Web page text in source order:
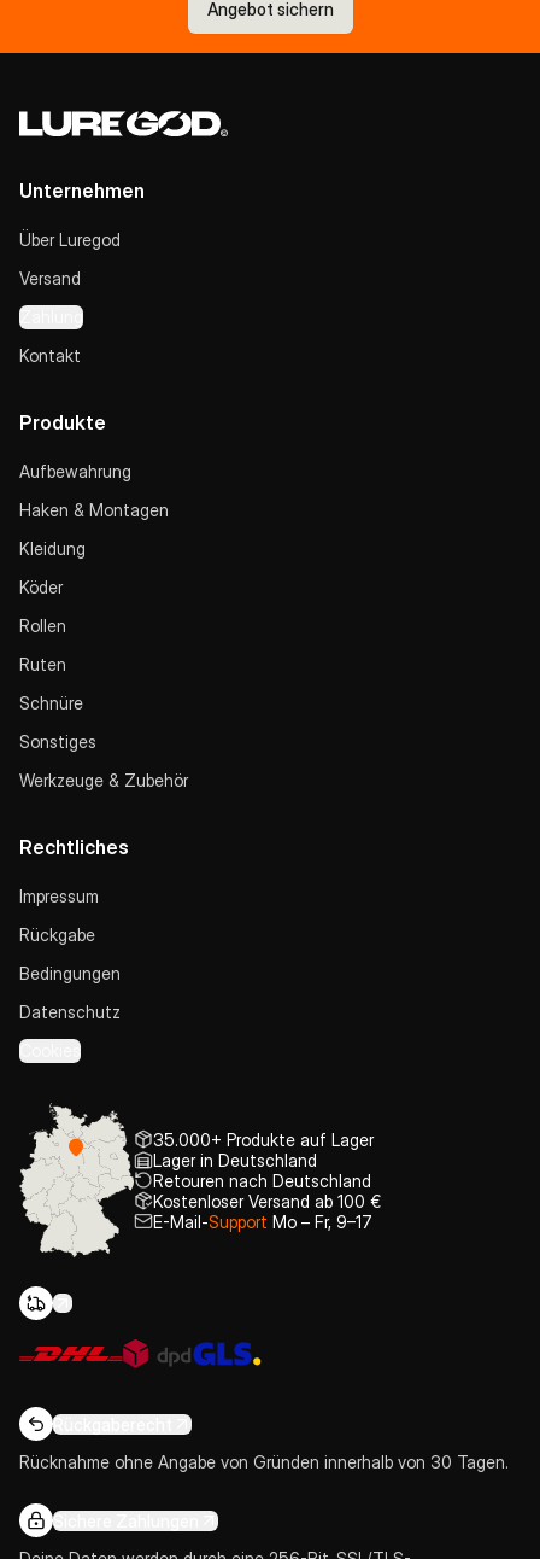
Angebot sichern
Unternehmen
Über Luregod
Versand
Zahlung
Kontakt
Produkte
Aufbewahrung
Haken & Montagen
Kleidung
Köder
Rollen
Ruten
Schnüre
Sonstiges
Werkzeuge & Zubehör
Rechtliches
Impressum
Rückgabe
Bedingungen
Datenschutz
Cookies
35.000+ Produkte auf Lager
Lager in Deutschland
Retouren nach Deutschland
Kostenloser Versand ab 100 €
E-Mail-Support Mo – Fr, 9–17
Rückgaberecht
Rücknahme ohne Angabe von Gründen innerhalb von 30 Tagen.
Sichere Zahlungen